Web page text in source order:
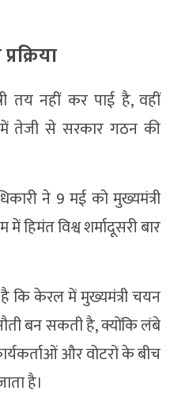
तय नहीं कर पाई है, वहीं
में तेजी से सरकार गठन की
ने 9 मई को मुख्यमंत्री
विश्व शर्मादूसरी बार
है कि केरल में मुख्यमंत्री चयन
बन सकती है, क्योंकि लंबे
और वोटरों के बीच
है।